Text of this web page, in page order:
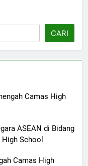
CARI
Camas High
ASEAN di Bidang
School
Camas High